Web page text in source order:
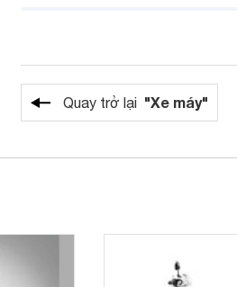
Quay trở lại "Xe máy"